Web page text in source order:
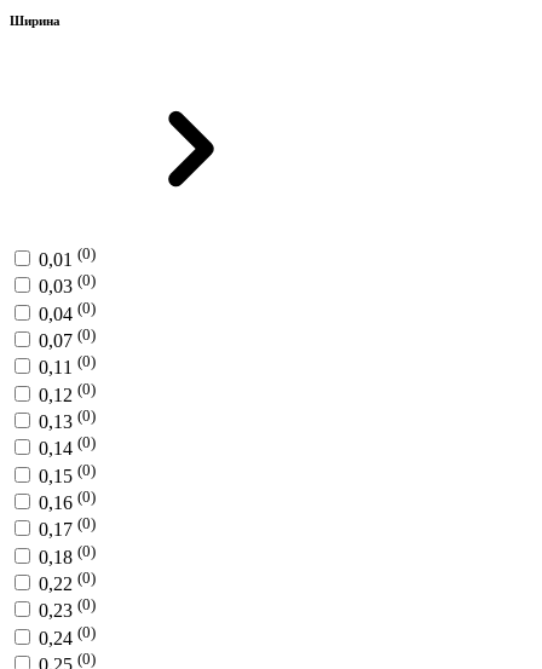
Ширина
0,01 (0)
0,03 (0)
0,04 (0)
0,07 (0)
0,11 (0)
0,12 (0)
0,13 (0)
0,14 (0)
0,15 (0)
0,16 (0)
0,17 (0)
0,18 (0)
0,22 (0)
0,23 (0)
0,24 (0)
0,25 (0)